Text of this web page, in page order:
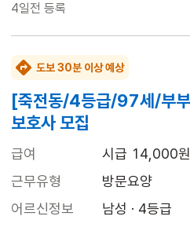
4일전 등록
도보 30분 이상 예상
[죽전동/4등급/97세/부
보호사 모집
급여
시급 14,000원
근무유형
방문요양
어르신정보
남성 · 4등급